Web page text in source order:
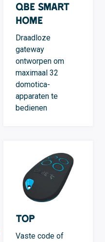
QBE Smart
Home
Draadloze
gateway
ontworpen om
maximaal 32
domotica-
apparaten te
bedienen
TOP
Vaste code of